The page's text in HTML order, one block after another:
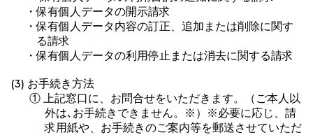
・保有個人データの開示請求
・保有個人データ内容の訂正、追加または削除に関す
る請求
・保有個人データの利用停止または消去に関する請求
(3) お手続き方法
① 上記窓口に、お問合せをいただきます。（ご本人以
外は､お手続きできません。※）※必要に応じ、請
求用紙や、お手続きのご案内等を郵送させていただ